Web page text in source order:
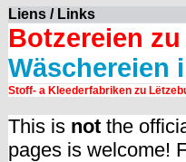
Liens / Links
Botzereien
Wäschereien
Stoff- a Kleederfabriken zu
This is not the
pages is welcome!